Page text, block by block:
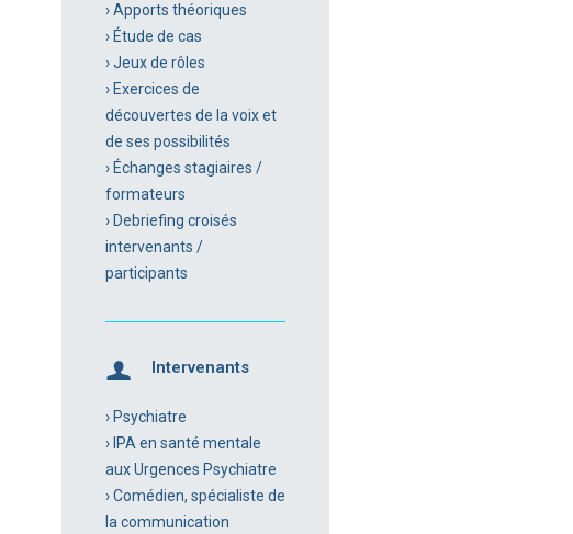
› Apports théoriques
› Étude de cas
› Jeux de rôles
› Exercices de
découvertes de la voix et
de ses possibilités
› Échanges stagiaires /
formateurs
› Debriefing croisés
intervenants /
participants
Intervenants
› Psychiatre
› IPA en santé mentale
aux Urgences Psychiatre
› Comédien, spécialiste de
la communication